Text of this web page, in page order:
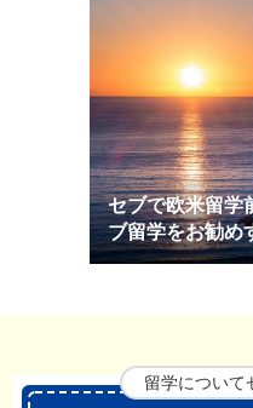
セブで欧米留学
ブ留学をお勧め
留学について